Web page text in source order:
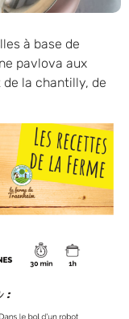
à base de
pavlova aux
la chantilly, de